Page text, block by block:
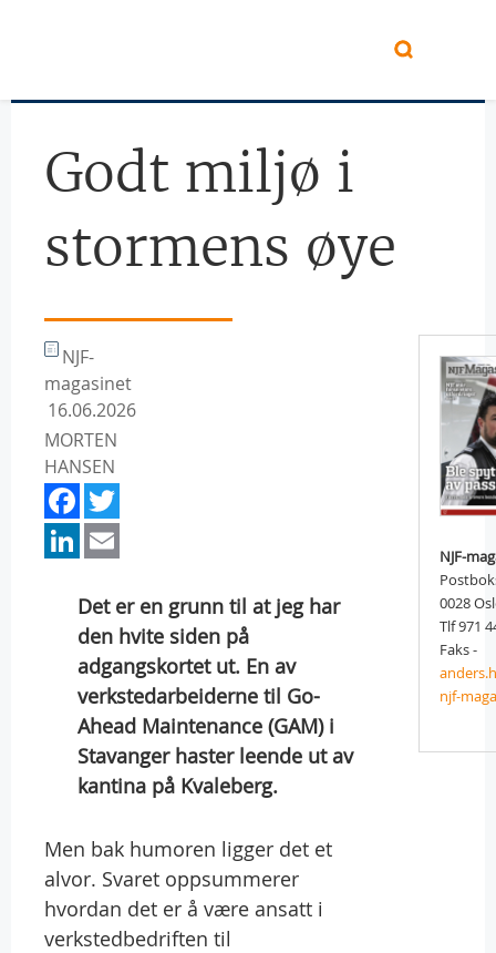
Godt miljø i
stormens øye
NJF-
magasinet
16.06.2026
MORTEN
HANSEN
Facebook
LinkedIn
Det er en grunn til at jeg har
den hvite siden på
adgangskortet ut. En av
verkstedarbeiderne til Go-
Ahead Maintenance (GAM) i
Stavanger haster leende ut av
kantina på Kvaleberg.
Men bak humoren ligger det et
alvor. Svaret oppsummerer
hvordan det er å være ansatt i
verkstedbedriften til
NJF-
0028
Tlf 971
Faks -
njf-